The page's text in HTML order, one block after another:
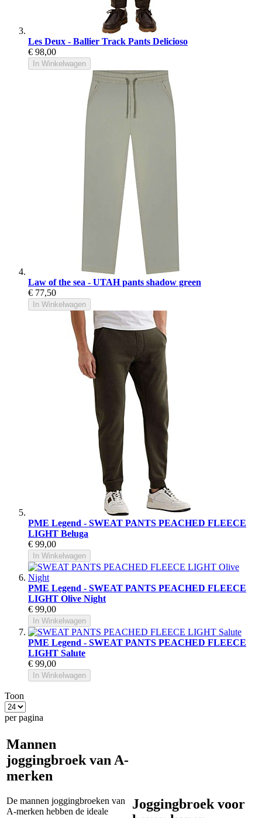
Les Deux - Ballier Track Pants Delicioso
€ 98,00
In Winkelwagen
Law of the sea - UTAH pants shadow green
€ 77,50
In Winkelwagen
PME Legend - SWEAT PANTS PEACHED FLEECE
LIGHT Beluga
€ 99,00
In Winkelwagen
PME Legend - SWEAT PANTS PEACHED FLEECE
LIGHT Olive Night
€ 99,00
In Winkelwagen
PME Legend - SWEAT PANTS PEACHED FLEECE
LIGHT Salute
€ 99,00
In Winkelwagen
Toon
per pagina
Mannen
joggingbroek van A-
merken
De mannen joggingbroeken van
A-merken hebben de ideale
Joggingbroek voor